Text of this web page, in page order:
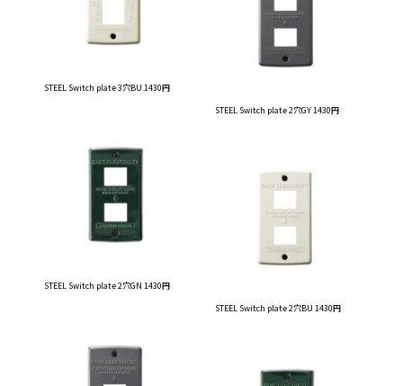
STEEL Switch plate 3穴BU 1430円
STEEL Switch plate 2穴GY 1430円
STEEL Switch plate 2穴GN 1430円
STEEL Switch plate 2穴BU 1430円